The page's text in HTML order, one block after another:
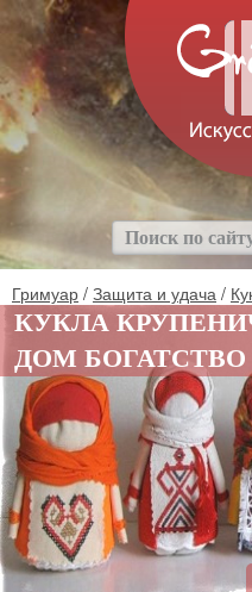
Гримуар / Защита и удача /
КУКЛА
ДОМ